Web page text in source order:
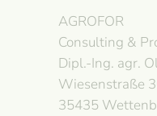
AGROFOR
Consulting &
Dipl.-Ing. agr.
Wiesenstraße
35435